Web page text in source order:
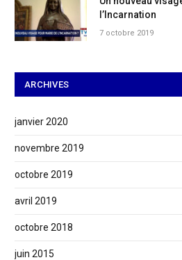
l’Incarnation
7 octobre 2019
ARCHIVES
janvier 2020
novembre 2019
octobre 2019
avril 2019
octobre 2018
juin 2015